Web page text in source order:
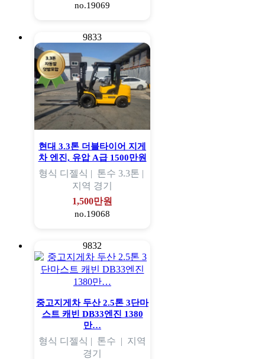
no.19069
9833
현대 3.3톤 더블타이어 지게
차 엔진, 유압 A급 1500만원
형식 디젤식 | 톤수 3.3톤 |
지역 경기
1,500만원
no.19068
9832
중고지게차 두산 2.5톤 3단마
스트 캐빈 DB33엔진 1380
만…
형식 디젤식 | 톤수 | 지역
경기